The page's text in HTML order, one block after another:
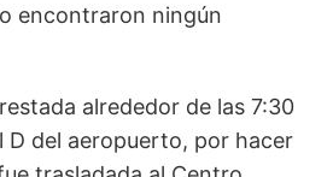
encontraron ningún
alrededor de las 7:30
D del aeropuerto, por hacer